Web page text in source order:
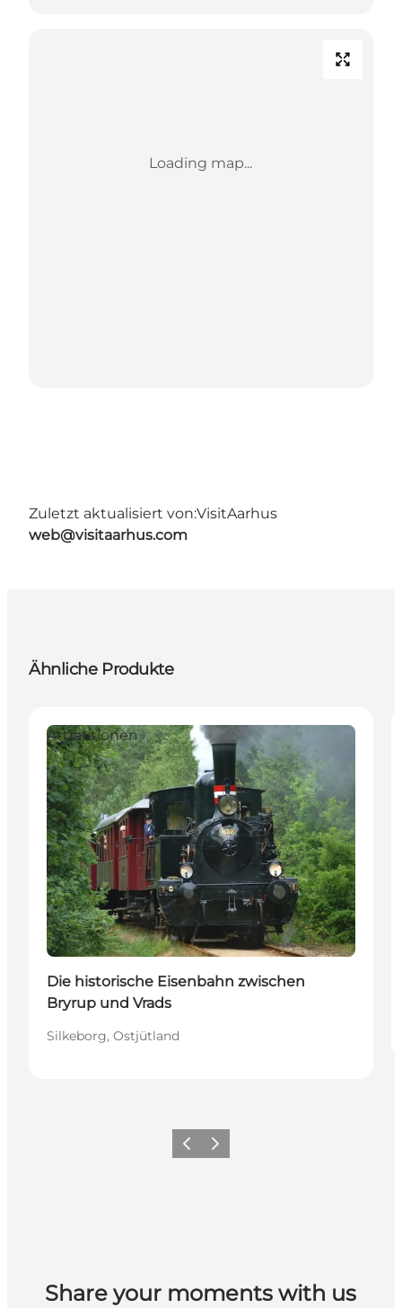
Loading map...
Zuletzt aktualisiert von:VisitAarhus
web@visitaarhus.com
Ähnliche Produkte
Attraktionen
Die historische Eisenbahn zwischen
Bryrup und Vrads
Silkeborg, Ostjütland
ZurückWeiter
Share your moments with us